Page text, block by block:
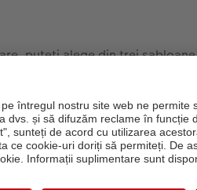
puteți alege din trei
șablonul de carte
pagină". Faceți clic pe
text și grafică în stil
componente, coperta în